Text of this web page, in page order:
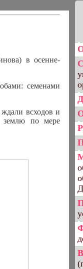
в осенне-
семенами
всходов и
землю по мере
Структура
Платные
Финансово-
Вакантные места